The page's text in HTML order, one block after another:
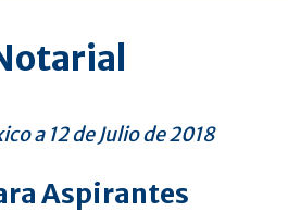
a 12 de Julio de 2018
Aspirantes